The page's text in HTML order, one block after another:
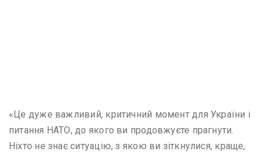
«Це дуже важливий, критичний момент для України і
питання НАТО, до якого ви продовжуєте прагнути.
Ніхто не знає ситуацію, з якою ви зіткнулися, краще,